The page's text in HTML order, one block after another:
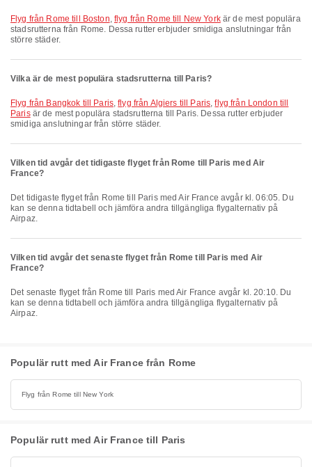
flyg från Rome till Boston, flyg från Rome till New Yorkär de mest populära
stadsrutterna från Rome. Dessa rutter erbjuder smidiga anslutningar från
större städer.
Vilka är de mest populära stadsrutterna till Paris?
flyg från Bangkok till Paris,flyg från Algiers till Paris,flyg från London till
Parisär de mest populära stadsrutterna till Paris. Dessa rutter erbjuder
smidiga anslutningar från större städer.
Vilken tid avgår det tidigaste flyget från Rome till Paris med Air
France?
Det tidigaste flyget från Rome till Paris med Air France avgår kl. 06:05. Du
kan se denna tidtabell och jämföra andra tillgängliga flygalternativ på
Airpaz.
Vilken tid avgår det senaste flyget från Rome till Paris med Air
France?
Det senaste flyget från Rome till Paris med Air France avgår kl. 20:10. Du
kan se denna tidtabell och jämföra andra tillgängliga flygalternativ på
Airpaz.
Populär rutt med Air France från Rome
Flyg från Rome till New York
Populär rutt med Air France till Paris